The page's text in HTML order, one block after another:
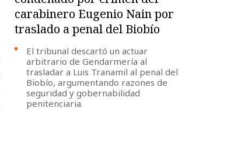
carabinero Eugenio Nain por
traslado a penal del Biobío
El tribunal descartó un actuar
arbitrario de Gendarmería al
trasladar a Luis Tranamil al penal del
Biobío, argumentando razones de
seguridad y gobernabilidad
penitenciaria.